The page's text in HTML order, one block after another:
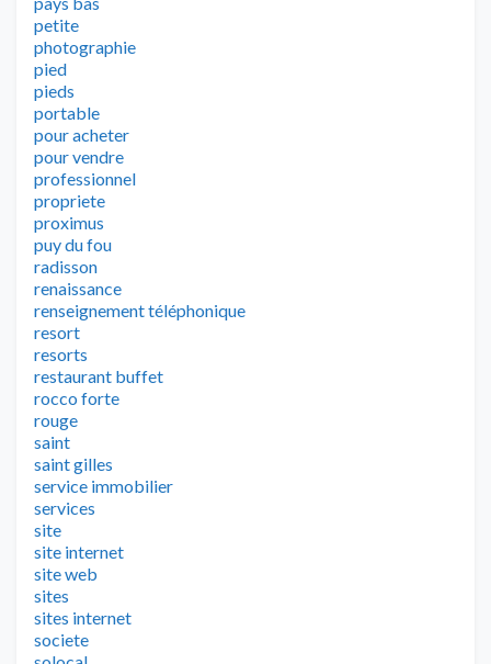
petite
photographie
pied
pieds
portable
pour acheter
pour vendre
professionnel
propriete
proximus
puy du fou
radisson
renaissance
renseignement téléphonique
resort
resorts
restaurant buffet
rocco forte
rouge
saint
saint gilles
service immobilier
services
site
site internet
site web
sites
sites internet
societe